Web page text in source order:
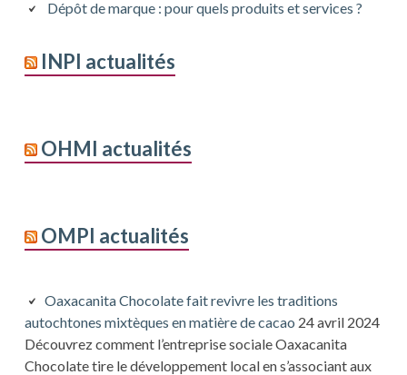
Dépôt de marque : pour quels produits et services ?
INPI actualités
OHMI actualités
OMPI actualités
Oaxacanita Chocolate fait revivre les traditions
autochtones mixtèques en matière de cacao 24 avril 2024
Découvrez comment l’entreprise sociale Oaxacanita
Chocolate tire le développement local en s’associant aux